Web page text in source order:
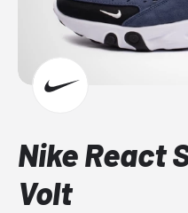
Nike React
Volt